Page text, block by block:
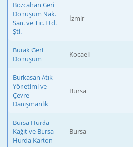
Bozcahan Geri
Dönüşüm Nak.
San. ve Tic. Ltd.
Şti.
İzmir
Burak Geri
Dönüşüm
Kocaeli
Burkasan Atık
Yönetimi ve
Çevre
Danışmanlık
Bursa
Bursa Hurda
Kağıt ve Bursa
Hurda Karton
Bursa